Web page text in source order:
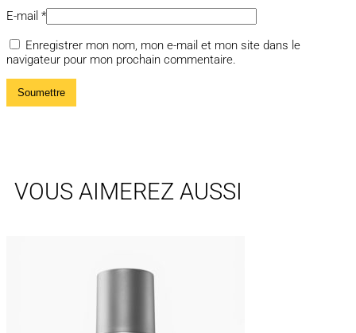
E-mail *
Enregistrer mon nom, mon e-mail et mon site dans le
navigateur pour mon prochain commentaire.
VOUS AIMEREZ AUSSI